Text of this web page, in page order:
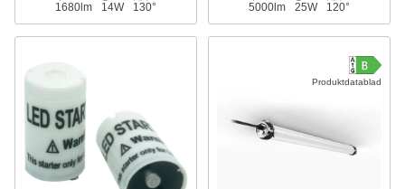
1680lm 14W 130° 5000lm 25W 120°
Produktdatablad